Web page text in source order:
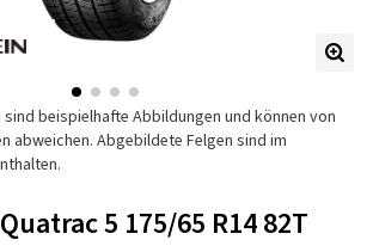
beispielhafte Abbildungen und können von
abweichen. Abgebildete Felgen sind im
5 175/65 R14 82T